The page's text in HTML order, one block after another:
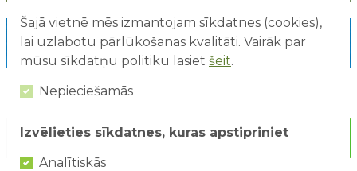
Skatīt visas atrakcijas
Šajā vietnē mēs izmantojam sīkdatnes (cookies),
lai uzlabotu pārlūkošanas kvalitāti. Vairāk par
mūsu sīkdatņu politiku lasiet šeit.
Nepieciešamās
Izvēlieties sīkdatnes, kuras apstipriniet
Analītiskās